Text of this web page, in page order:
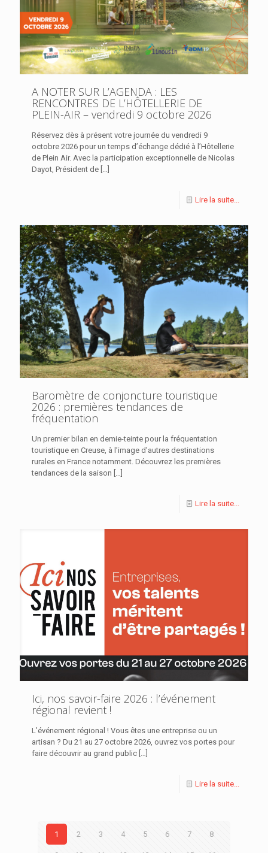
A NOTER SUR L’AGENDA : LES
RENCONTRES DE L’HÔTELLERIE DE
PLEIN-AIR – vendredi 9 octobre 2026
Réservez dès à présent votre journée du vendredi 9
octobre 2026 pour un temps d’échange dédié à l’Hôtellerie
de Plein Air. Avec la participation exceptionnelle de Nicolas
Dayot, Président de […]
Lire la suite...
Baromètre de conjoncture touristique
2026 : premières tendances de
fréquentation
Un premier bilan en demie-teinte pour la fréquentation
touristique en Creuse, à l’image d’autres destinations
rurales en France notamment. Découvrez les premières
tendances de la saison […]
Lire la suite...
Ici, nos savoir-faire 2026 : l’événement
régional revient !
L’événement régional ! Vous êtes une entreprise ou un
artisan ? Du 21 au 27 octobre 2026, ouvrez vos portes pour
faire découvrir au grand public […]
Lire la suite...
1 2 3 4 5 6 7 8